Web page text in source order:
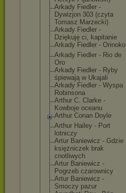
Arkady Fiedler -
Dywizjon 303 (czyta
Tomasz Marzecki)
Arkady Fiedler -
Dziękuję ci, kapitanie
Arkady Fiedler - Orinoko
Arkady Fiedler - Rio de
Oro
Arkady Fiedler - Ryby
śpiewają w Ukajali
Arkady Fiedler - Wyspa
Robinsona
Arthur C. Clarke -
Kowboje oceanu
Arthur Conan Doyle
Arthur Hailey - Port
lotniczy
Artur Baniewicz - Gdzie
księżniczek brak
cnotliwych
Artur Baniewicz -
Pogrzeb czarownicy
Artur Baniewicz -
Smoczy pazur